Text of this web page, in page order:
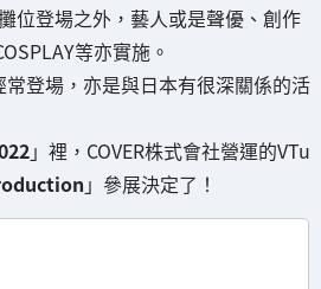
位登場之外，藝人或是聲優、創作
等亦實施。
登場，亦是與日本有很深關係的活
」裡，COVER株式會社營運的VTu
」參展決定了！